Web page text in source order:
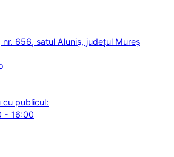
656, satul Aluniș, județul Mureș
cu publicul:
- 16:00